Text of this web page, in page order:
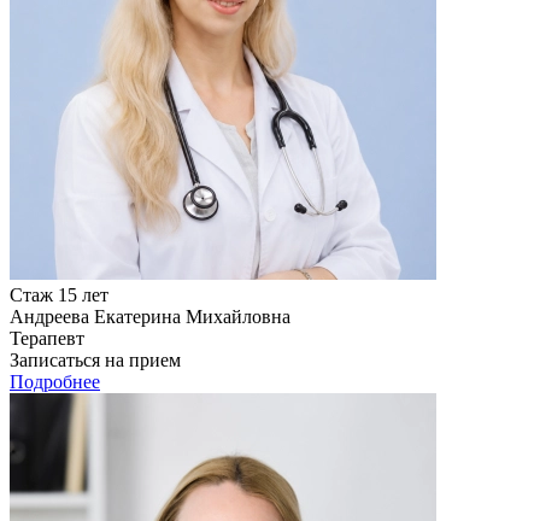
Стаж 15 лет
Андреева Екатерина Михайловна
Терапевт
Записаться на прием
Подробнее